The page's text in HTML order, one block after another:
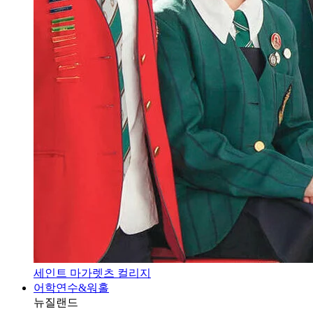
세인트 마가렛츠 컬리지
어학연수&워홀
뉴질랜드
뉴질랜드 어학연수 개요